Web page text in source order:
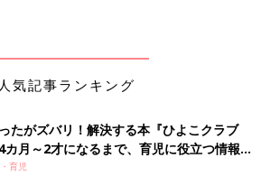
気記事ランキング
たがズバリ！解決する本『ひよこクラブ
月～2才になるまで、育児に役立つ情報が
育児